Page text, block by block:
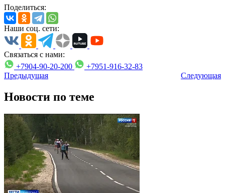
Поделиться:
Наши соц. сети:
Связаться с нами:
+7904-90-20-200
+7951-916-32-83
Предыдущая
Следующая
Новости по теме